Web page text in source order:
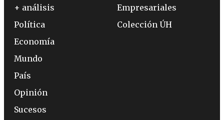
+ análisis
Política
Economía
Mundo
País
Opinión
Sucesos
Empresariales
Colección ÚH